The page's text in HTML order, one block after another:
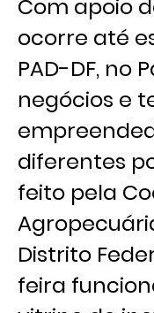
Com apoio
ocorre até
PAD-DF, no
negócios e
diferentes
feito pela
Distrito
feira